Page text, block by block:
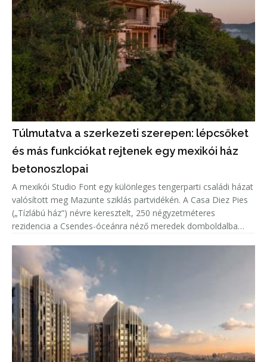
Túlmutatva a szerkezeti szerepen: lépcsőket
és más funkciókat rejtenek egy mexikói ház
betonoszlopai
A mexikói Studio Font egy különleges tengerparti családi házat
valósított meg Mazunte sziklás partvidékén. A Casa Diez Pies
(„Tízlábú ház”) névre keresztelt, 250 négyzetméteres
rezidencia a Csendes-óceánra néző meredek domboldalba
emeli a ter